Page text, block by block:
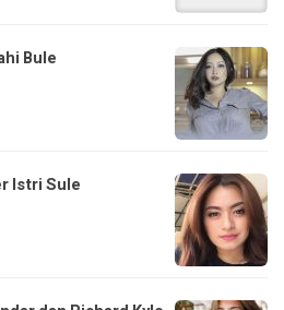
Bule
Istri Sule